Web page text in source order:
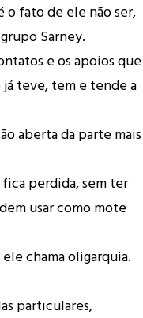
o fato de ele não ser,
Sarney.
e os apoios que
teve, tem e tende a
aberta da parte mais
perdida, sem ter
usar como mote
chama oligarquia.
particulares,